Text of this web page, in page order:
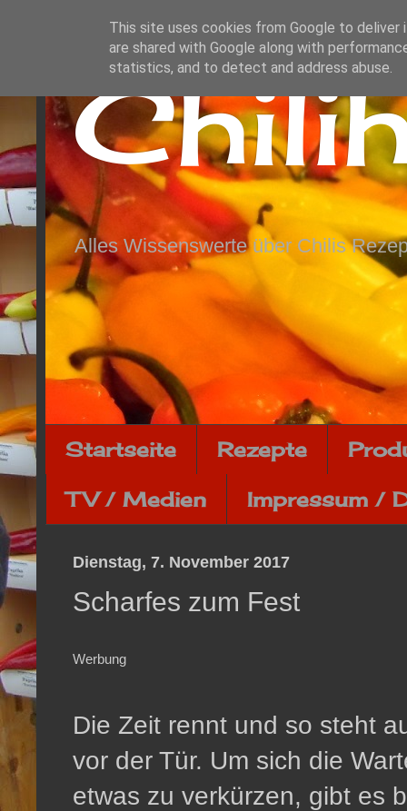
Alles Wissenswerte über Chilis
Startseite Rezepte
TV / Medien Impressum /
Dienstag, 7. November 2017
Scharfes zum Fest
Werbung
Die Zeit rennt und so steht
vor der Tür. Um sich die
etwas zu verkürzen, gibt es
This site uses cookies from Google to deliver
are shared with Google along with
statistics, and to detect and address abuse.